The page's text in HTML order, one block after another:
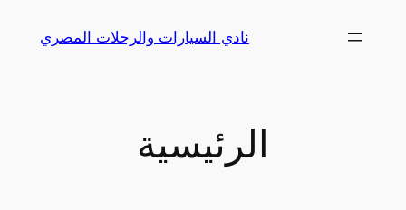
نادي السيارات والرحلات المصري
الرئيسية